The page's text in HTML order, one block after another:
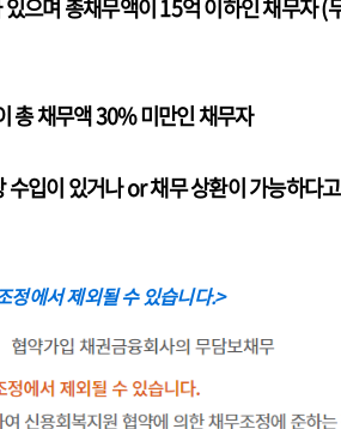
으며 총채무액이 15억 이하인 채무자 (
총 채무액 30% 미만인 채무자
입이 있거나 or 채무 상환이 가능하다
정에서 제외될 수 있습니다.>